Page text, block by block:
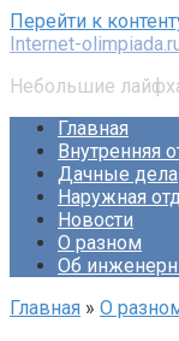
Перейти к
Internet-
Небольшие
Главная
Внутренняя
Дачные дела
Наружная
Новости
О разном
Об
Главная » О